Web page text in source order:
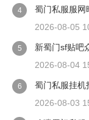
4
蜀门私服服网
2026-08-05
5
新蜀门sf贴吧
2026-08-04
6
蜀门私服挂机
2026-08-03